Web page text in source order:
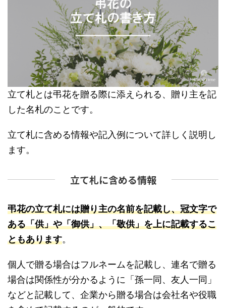
立て札とは弔花を贈る際に添えられる、贈り主を記
した名札のことです。
立て札に含める情報や記入例について詳しく説明し
ます。
立て札に含める情報
弔花の立て札には贈り主の名前を記載し、冠文字で
ある「供」や「御供」、「敬供」を上に記載するこ
ともあります。
個人で贈る場合はフルネームを記載し、連名で贈る
場合は関係性が分かるように「孫一同、友人一同」
などと記載して、企業から贈る場合は会社名や役職